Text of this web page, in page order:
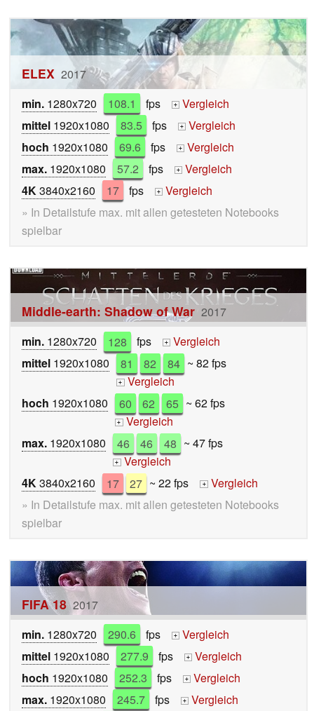
ELEX 2017
min. 1280x720 108.1 fps +
Vergleich
mittel 1920x1080 83.5 fps +
Vergleich
hoch 1920x1080 69.6 fps +
Vergleich
max. 1920x1080 57.2 fps +
Vergleich
4K3840x2160 17 fps +
Vergleich
» In Detailstufe max. mit allen getesteten Notebooks
spielbar
Middle-earth: Shadow of War 2017
min. 1280x720 128 fps +
Vergleich
mittel 1920x1080 81 82 84 ~ 82 fps
+ Vergleich
hoch 1920x1080 60 62 65 ~ 62 fps
+ Vergleich
max. 1920x1080 46 46 48 ~ 47 fps
+ Vergleich
4K3840x2160 17 27 ~ 22 fps + Vergleich
» In Detailstufe max. mit allen getesteten Notebooks
spielbar
FIFA 18 2017
min. 1280x720 290.6 fps +
Vergleich
mittel 1920x1080 277.9 fps +
Vergleich
hoch 1920x1080 252.3 fps +
Vergleich
max. 1920x1080 245.7 fps +
Vergleich